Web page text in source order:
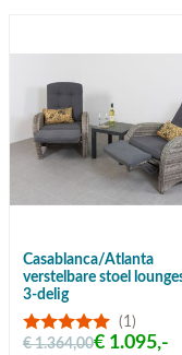
Casablanca/Atlanta
verstelbare stoel
3-delig
(1)
€ 1.364,00€ 1.095,-